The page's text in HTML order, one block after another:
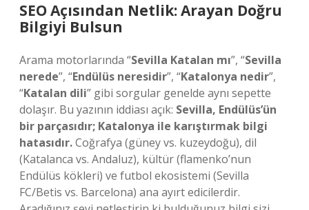
SEO Açısından Netlik: Arayan Doğru
Bilgiyi Bulsun
Arama motorlarında “Sevilla Katalan mı”, “Sevilla
nerede”, “Endülüs neresidir”, “Katalonya nedir”,
“Katalan dili” gibi sorgular genelde aynı sepette
dolaşır. Bu yazının iddiası açık: Sevilla, Endülüs’ün
bir parçasıdır; Katalonya ile karıştırmak bilgi
hatasıdır.Coğrafya (güney vs. kuzeydoğu), dil
(Katalanca vs. Andaluz), kültür (flamenko’nun
Endülüs kökleri) ve futbol ekosistemi (Sevilla
FC/Betis vs. Barcelona) ana ayırt edicilerdir.